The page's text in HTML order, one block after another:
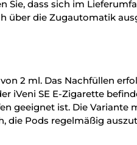
dass sich im
über die Zugautomatik
2 ml. Das Nachfüllen
iVeni SE E-Zigarette
geeignet ist. Die Variante
die Pods regelmäßig